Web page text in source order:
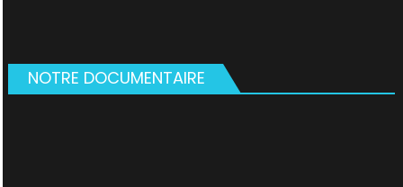
NOTRE DOCUMENTAIRE